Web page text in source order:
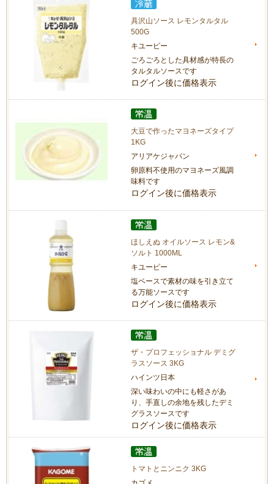
具沢山ソース レモンタルタル
500G
キユーピー
ごろごろとした具材感が特長の
タルタルソースです
ログイン後に価格表示
大豆で作ったマヨネーズタイプ
1KG
アリアケジャパン
卵原料不使用のマヨネーズ風調
味料です
ログイン後に価格表示
ほしえぬ オイルソース レモン&
ソルト 1000ML
キユーピー
塩ベースで素材の味を引き立て
る万能ソースです
ログイン後に価格表示
ザ・プロフェッショナル デミグ
ラスソース 3KG
ハインツ日本
深い味わいの中にも軽さがあ
り、手直しの余地を残したデミ
グラスソースです
ログイン後に価格表示
トマトとニンニク 3KG